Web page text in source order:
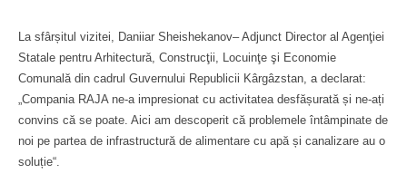
La sfârșitul vizitei, Daniiar Sheishekanov– Adjunct Director al Agenţiei
Statale pentru Arhitectură, Construcţii, Locuinţe şi Economie
Comunală din cadrul Guvernului Republicii Kârgâzstan, a declarat:
„Compania RAJA ne-a impresionat cu activitatea desfășurată și ne-ați
convins că se poate. Aici am descoperit că problemele întâmpinate de
noi pe partea de infrastructură de alimentare cu apă și canalizare au o
soluție“.